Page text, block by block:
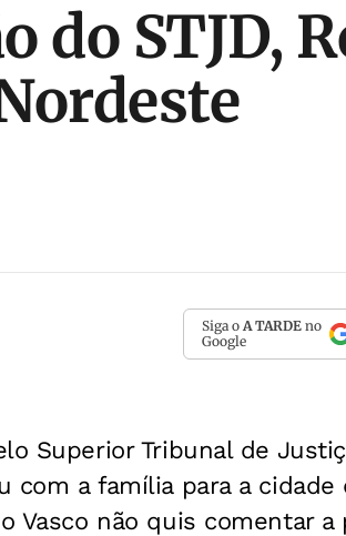
do STJD,
Siga o A TARDE no
Google
Superior Tribunal de
com a família para a cidade
Vasco não quis comentar a